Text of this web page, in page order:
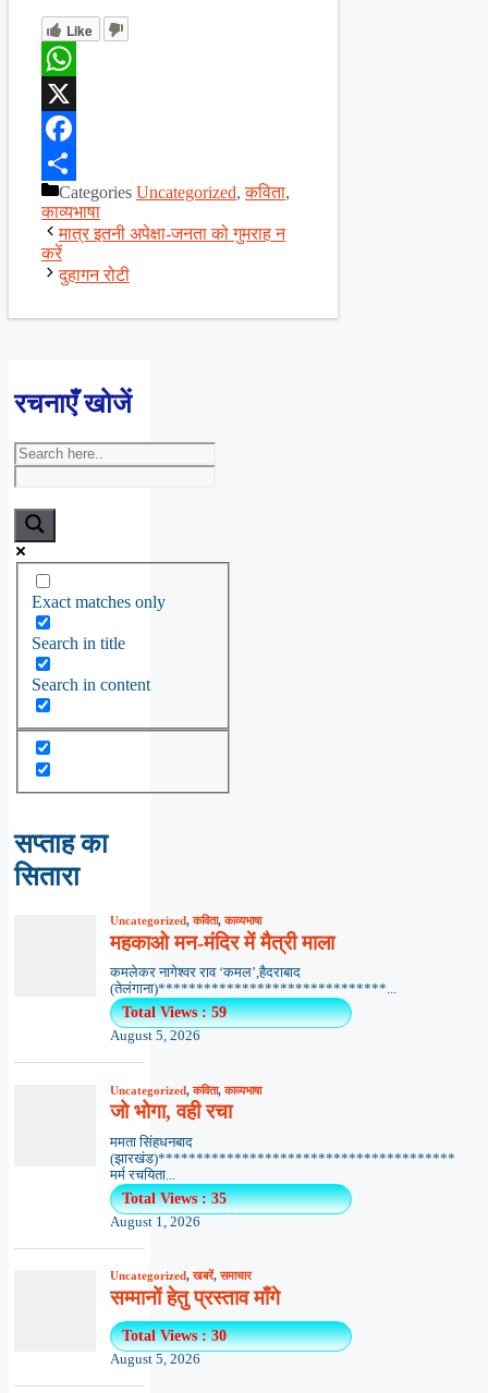
Like
WhatsApp
X
Facebook
ShareCategories Uncategorized,कविता,
काव्यभाषा
मात्र इतनी अपेक्षा-जनता को गुमराह न
करें
दुहागन रोटी
रचनाएँ खोजें
Exact matches only
Search in title
Search in content
सप्ताह का
सितारा
Uncategorized,कविता,काव्यभाषा
महकाओ मन-मंदिर में मैत्री माला
कमलेकर नागेश्वर राव ‘कमल’,हैदराबाद
(तेलंगाना)******************************...
Total Views : 59
August 5, 2026
Uncategorized,कविता,काव्यभाषा
जो भोगा, वही रचा
ममता सिंहधनबाद
(झारखंड)***************************************
मर्म रचयिता...
Total Views : 35
August 1, 2026
Uncategorized,खबरें,समाचार
सम्मानों हेतु प्रस्ताव माँगे
Total Views : 30
August 5, 2026